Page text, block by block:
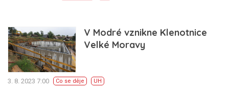
V Modré vznikne Klenotnice
Velké Moravy
3. 8. 2023 7:00 Co se děje UH